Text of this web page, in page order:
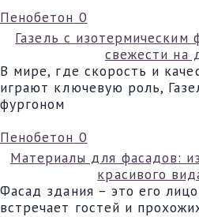
Пенобетон 0
Газель с изотермическим
свежести на
В мире, где скорость и
играют ключевую роль,
фургоном
Пенобетон 0
Материалы для фасадов:
красивого
Фасад здания – это его
встречает гостей и